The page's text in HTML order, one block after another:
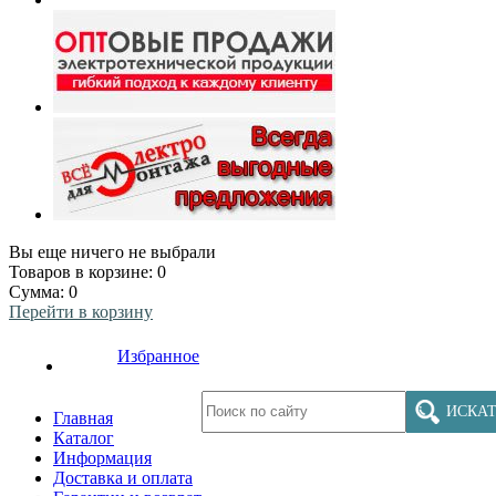
Вы еще ничего не выбрали
Товаров в корзине: 0
Сумма: 0
Перейти в корзину
Избранное
Главная
Каталог
Информация
Доставка и оплата